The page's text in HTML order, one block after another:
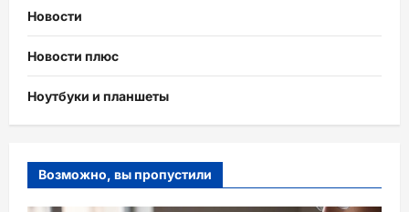
Новости
Новости плюс
Ноутбуки и планшеты
Возможно, вы пропустили